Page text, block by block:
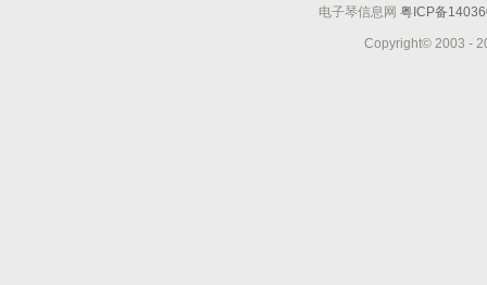
电子琴信息网 粤ICP备
Copyright© 2003 -